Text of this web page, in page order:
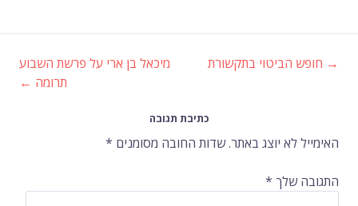
ניווט
ברשומות
→ חופש הביטוי בתקשורת
מיכאל בן ארי על פרשת השבוע
תרומה ←
כתיבת תגובה
האימייל לא יוצג באתר.שדות החובה מסומנים *
התגובה שלך *